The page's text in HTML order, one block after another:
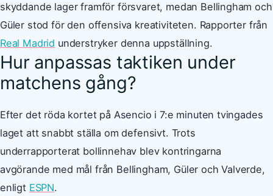
skyddande lager framför försvaret, medan Bellingham och
Güler stod för den offensiva kreativiteten. Rapporter från
Real Madrid understryker denna uppställning.
Hur anpassas taktiken under
matchens gång?
Efter det röda kortet på Asencio i 7:e minuten tvingades
laget att snabbt ställa om defensivt. Trots
underrapporterat bollinnehav blev kontringarna
avgörande med mål från Bellingham, Güler och Valverde,
enligt ESPN.